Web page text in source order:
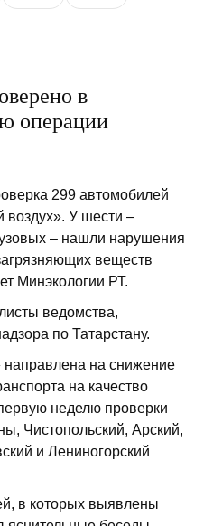
в
операции
299 автомобилей
воздух». У шести –
– нашли нарушения
веществ
Минэкологии РТ.
ведомства,
по Татарстану.
на снижение
на качество
неделю проверки
Чистопольский, Арский,
и Лениногорский
в которых выявлены